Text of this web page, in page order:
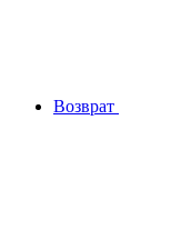
Возврат